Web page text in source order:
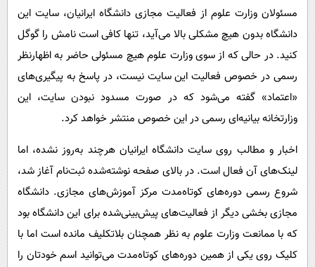
مسئولان وزارت علوم از فعالیت مجازی دانشگاه ایرانیان، سایت این
دانشگاه بدون هیچ مشکلی بالا می‌آید، تنها کافی است نامش را گوگل
کنید. در حالی که از سوی وزارت علوم هیچ مسئولی حاضر به اظهارنظر
رسمی در خصوص فعالیت این سایت نیست، در پاسخ به پیگیری‌های
«اعتماد» گفته می‌شود که در صورت مسدود نبودن سایت، این
وزارتخانه بیانیه‌ای رسمی در این خصوص منتشر خواهد کرد.
اخبار و مطالب روی سایت دانشگاه ایرانیان هرچند به‌روز نشده، اما
لینک‌های آن فعال است. در بالای صفحه نوشته‌شده ثبت‌نام آغاز شد،
شروع رسمی دوره‌های کوتاه‌مدت مرکز آموزش‌های مجازی. دانشگاه
مجازی بخشی دیگر از فعالیت‌های پیش‌بینی‌شده برای این دانشگاه بود
که با ممانعت وزارت علوم به نظر همچنان بلاتکلیف مانده است اما با
کلیک روی یکی از همین دوره‌های کوتاه‌مدت می‌توانید اسم خودتان را